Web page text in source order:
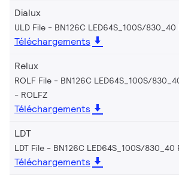
Dialux
ULD File - BN126C LED64S_100S/830_40
Téléchargements
Relux
ROLF File - BN126C LED64S_100S/
ROLFZ
Téléchargements
LDT
LDT File - BN126C LED64S_100S/830_40
Téléchargements